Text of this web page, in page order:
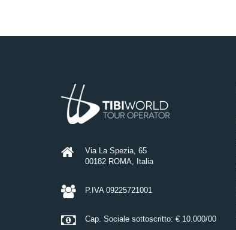
Via La Spezia, 65
00182 ROMA, Italia
P.IVA 09225721001
Cap. Sociale sottoscritto: € 10.000/00